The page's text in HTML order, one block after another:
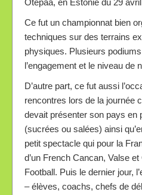
Otepää, en Estonie du 29
Ce fut un championnat bien
techniques sur des terrains
physiques. Plusieurs
l’engagement et le niveau de
D’autre part, ce fut aussi
rencontres lors de la journée
devait présenter son pays en
(sucrées ou salées) ainsi
petit spectacle qui pour la
d’un French Cancan, Valse
Football. Puis le dernier jour,
– élèves, coachs, chefs de